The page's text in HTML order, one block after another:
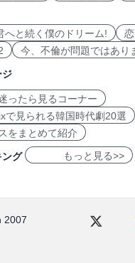
へと続く僕のドリーム!
今、不倫が問題ではあり
ジ
ったら見るコーナー
で見られる韓国時代劇20選
をまとめて紹介
ング もっと見る>>
2007